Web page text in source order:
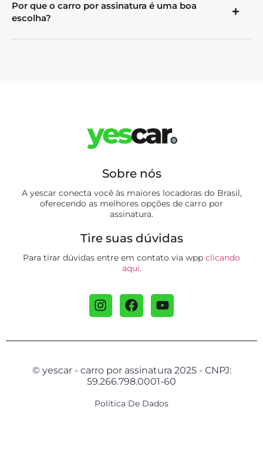
Por que o carro por assinatura é uma boa
escolha?
Sobre nós
A yescar conecta você às maiores locadoras do Brasil,
oferecendo as melhores opções de carro por
assinatura.
Tire suas dúvidas
Para tirar dúvidas entre em contato via wpp clicando
aqui.
© yescar - carro por assinatura 2025 - CNPJ:
59.266.798.0001-60
Política De Dados